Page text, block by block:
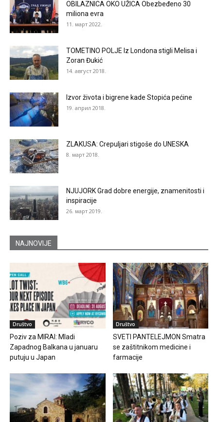
OBILAZNICA OKO UŽICA Obezbeđeno 30
miliona evra
11. март 2022.
TOMETINO POLJE Iz Londona stigli Melisa i
Zoran Đukić
14. август 2018.
Izvor života i bigrene kade Stopića pećine
19. април 2018.
ZLAKUSA: Crepuljari stigoše do UNESKA
8. март 2018.
NJUJORK Grad dobre energije, znamenitosti i
inspiracije
26. март 2019.
NAJNOVIJE
Društvo
Poziv za MIRAI: Mladi
Zapadnog Balkana u januaru
putuju u Japan
Društvo
SVETI PANTELEJMON Smatra
se zaštitnikom medicine i
farmacije